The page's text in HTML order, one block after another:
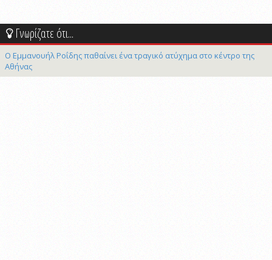
Γνωρίζατε ότι...
Ο Εμμανουήλ Ροΐδης παθαίνει ένα τραγικό ατύχημα στο κέντρο της
Αθήνας